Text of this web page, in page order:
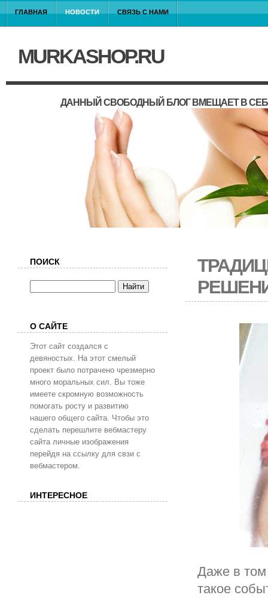
ГЛАВНАЯ НОВОСТИ СВЯЗЬ С НАМИ
MURKASHOP.RU
ДАННЫЙ СВОБОДНЫЙ БЛОГ ВМЕЩАЕТ В
Даже в том
такое
ПОИСК
О САЙТЕ
Этот сайт создался с
девяностых. На этот смелый
проект было потрачено чрезмерно
много моральных сил. Вы тоже
имеете скромную возможность
помогать росту и развитию
нашего общего сайта. Чтобы это
сделать перешлите вебмастеру
сайта личные изображения
перейдя на ссылку для свзи с
вебмастером.
ИНТЕРЕСНОЕ